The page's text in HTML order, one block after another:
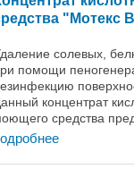
"Мотекс
солевых,
помощи
концентрат
средства
мойки
отложений, и белковых